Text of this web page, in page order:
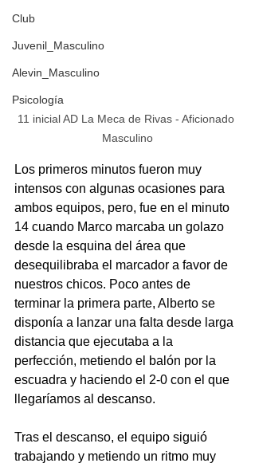
Club
Juvenil_Masculino
Alevin_Masculino
Psicología
11 inicial AD La Meca de Rivas - Aficionado
Masculino
Los primeros minutos fueron muy
intensos con algunas ocasiones para
ambos equipos, pero, fue en el minuto
14 cuando Marco marcaba un golazo
desde la esquina del área que
desequilibraba el marcador a favor de
nuestros chicos. Poco antes de
terminar la primera parte, Alberto se
disponía a lanzar una falta desde larga
distancia que ejecutaba a la
perfección, metiendo el balón por la
escuadra y haciendo el 2-0 con el que
llegaríamos al descanso.
Tras el descanso, el equipo siguió
trabajando y metiendo un ritmo muy